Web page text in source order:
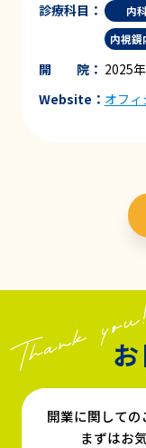
診療科目：
内
内視鏡
開 院： 2025
Website： オフ
開業に関しての
まずはお